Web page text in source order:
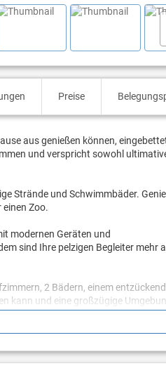
Preise
aus genießen können,
und verspricht sowohl
Strände und Schwimmbäder.
Zoo.
modernen Geräten und
sind Ihre pelzigen Begleiter mehr
2 Bädern, einem
kann und eine großzügige
für einen ruhigen Schlaf auch